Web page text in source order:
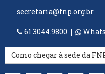
secretaria@fnp.org.br
61 3044.9800 |
Como chegar à sede da